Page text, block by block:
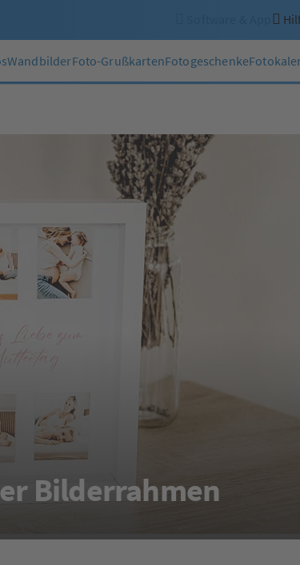
WandbilderFoto-GrußkartenFotogeschenke
Bilderrahmen